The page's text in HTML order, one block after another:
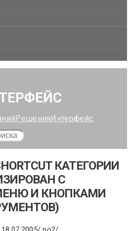
РешенияИнтерфейс
КАТЕГОРИИ
С
И КНОПКАМИ